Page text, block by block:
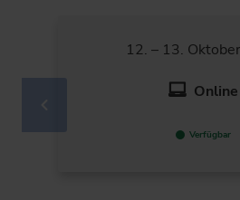
12. – 13.
Online
Verfügbar